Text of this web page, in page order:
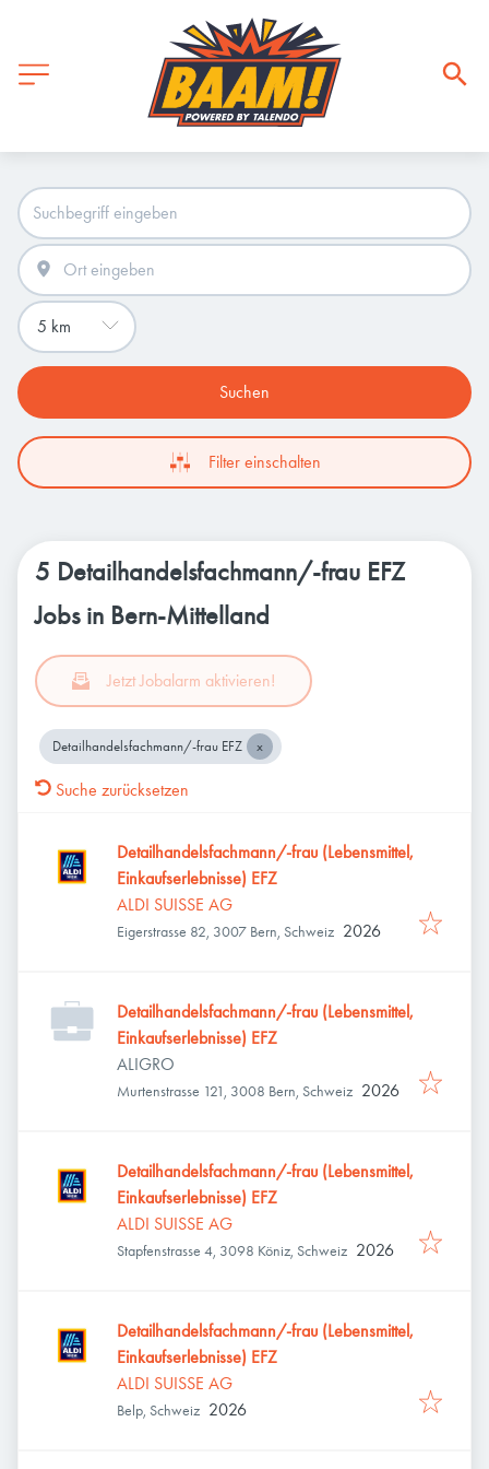
Suchen
Filter einschalten
5 Detailhandelsfachmann/-frau EFZ
Jobs in Bern-Mittelland
Jetzt Jobalarm aktivieren!
Detailhandelsfachmann/-frau EFZ
Suche zurücksetzen
Detailhandelsfachmann/-frau (Lebensmittel,
Einkaufserlebnisse) EFZ
ALDI SUISSE AG
Eigerstrasse 82, 3007 Bern, Schweiz 2026
Detailhandelsfachmann/-frau (Lebensmittel,
Einkaufserlebnisse) EFZ
ALIGRO
Murtenstrasse 121, 3008 Bern, Schweiz 2026
Detailhandelsfachmann/-frau (Lebensmittel,
Einkaufserlebnisse) EFZ
ALDI SUISSE AG
Stapfenstrasse 4, 3098 Köniz, Schweiz 2026
Detailhandelsfachmann/-frau (Lebensmittel,
Einkaufserlebnisse) EFZ
ALDI SUISSE AG
Belp, Schweiz 2026